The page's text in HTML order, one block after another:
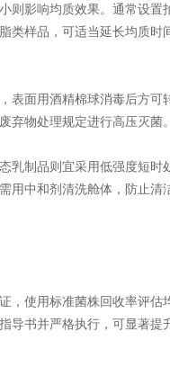
影响均质效果。通常设置
类样品，可适当延长均质时
面用酒精棉球消毒后方可
弃物处理规定进行高压灭菌。
制品则宜采用低强度短时
用中和剂清洗舱体，防止清
使用标准菌株回收率评估
书并严格执行，可显著提